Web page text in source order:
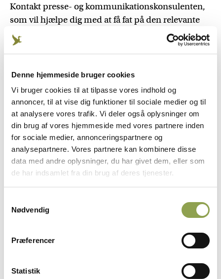
Denne hjemmeside bruger cookies
Vi bruger cookies til at tilpasse vores indhold og
annoncer, til at vise dig funktioner til sociale medier og til
at analysere vores trafik. Vi deler også oplysninger om
din brug af vores hjemmeside med vores partnere inden
for sociale medier, annonceringspartnere og
analysepartnere. Vores partnere kan kombinere disse
data med andre oplysninger, du har givet dem, eller som
de har indsamlet fra din brug af deres tjenester.
Nødvendig
Præferencer
Statistik
Kontakt presse- og kommunikationskonsulenten,
som vil hjælpe dig med at få fat på den relevante
faglige medarbejder eller politiske kontakt.
Mangler du en case til en historie, er du også
gerne videre.
Alt indhold fra Danmarks Jægerforbunds medier er
underlagt loven om ophavsret. Derfor må eksterne
gerne gengive citater fra vores indhold, så længe
ophavsretslovens regler overholdes. Læs mere
nedenfor, under retningslinjer for brug af
Danmarks Jægerforbunds indhold.